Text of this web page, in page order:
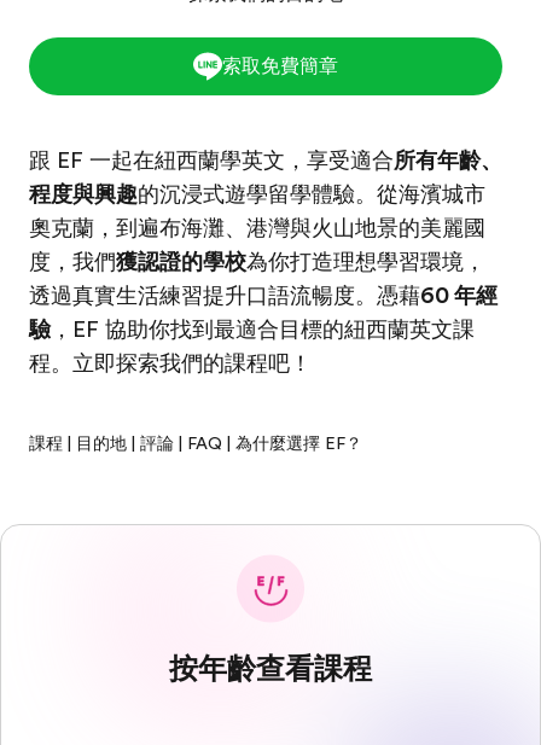
跟 EF 一起在紐西蘭學英文，享受適合所有年齡、
程度與興趣的沉浸式遊學留學體驗。從海濱城市
奧克蘭，到遍布海灘、港灣與火山地景的美麗國
度，我們獲認證的學校為你打造理想學習環境，
透過真實生活練習提升口語流暢度。憑藉60 年經
驗，EF 協助你找到最適合目標的紐西蘭英文課
程。立即探索我們的課程吧！
課程 目的地 評論 FAQ 為什麼選擇 EF？
索取免費簡章
按年齡查看課程